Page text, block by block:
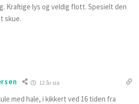
Kraftige lys og veldig flott. Spesielt den
skue.
12 år sia
med hale, i kikkert ved 16 tiden fra